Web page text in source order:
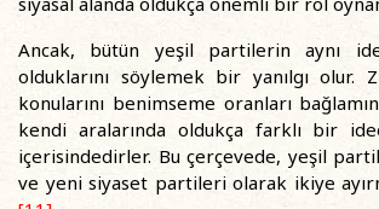
Ancak, bütün yeşil partilerin aynı
olduklarını söylemek bir yanılgı olur.
konularını benimseme oranları
kendi aralarında oldukça farklı bir
içerisindedirler. Bu çerçevede, yeşil
ve yeni siyaset partileri olarak ikiye